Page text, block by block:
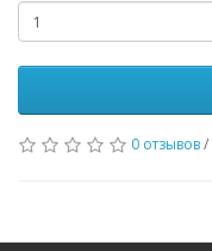
0 отзывов/